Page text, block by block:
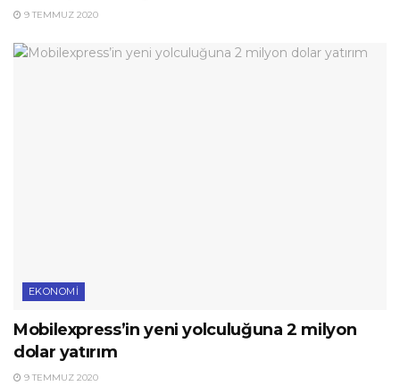
9 TEMMUZ 2020
EKONOMI
Mobilexpress’in yeni yolculuğuna 2 milyon
dolar yatırım
9 TEMMUZ 2020